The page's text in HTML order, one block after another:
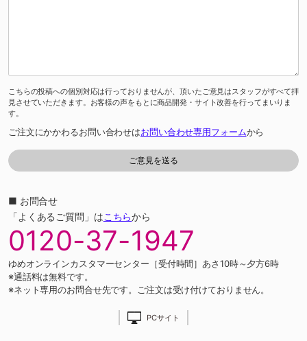
こちらの投稿への個別対応は行っておりませんが、頂いたご意見はスタッフがすべて拝
見させていただきます。お客様の声をもとに商品開発・サイト改善を行ってまいりま
す。
ご注文にかかわるお問い合わせはお問い合わせ専用フォームから
■ お問合せ
「よくあるご質問」はこちらから
0120-37-1947
ゆめオンラインカスタマーセンター［受付時間］あさ10時～夕方6時
※通話料は無料です。
※ネット専用のお問合せ先です。ご注文は受け付けておりません。
PCサイト